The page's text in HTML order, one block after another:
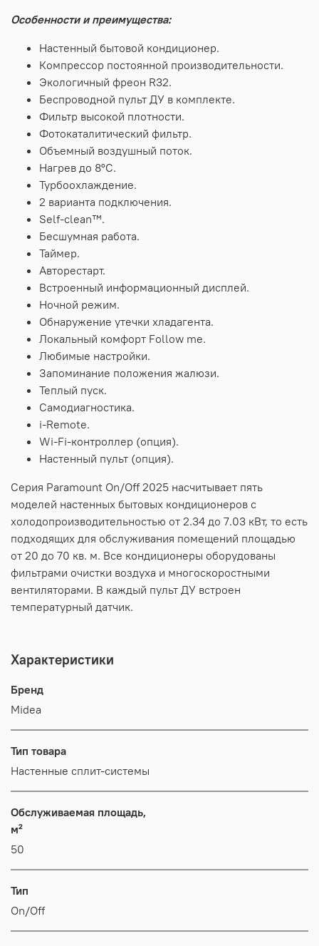
Особенности и преимущества:
Настенный бытовой кондиционер.
Компрессор постоянной производительности.
Экологичный фреон R32.
Беспроводной пульт ДУ в комплекте.
Фильтр высокой плотности.
Фотокаталитический фильтр.
Объемный воздушный поток.
Нагрев до 8°С.
Турбоохлаждение.
2 варианта подключения.
Self-clean™.
Бесшумная работа.
Таймер.
Авторестарт.
Встроенный информационный дисплей.
Ночной режим.
Обнаружение утечки хладагента.
Локальный комфорт Follow me.
Любимые настройки.
Запоминание положения жалюзи.
Теплый пуск.
Самодиагностика.
i-Remote.
Wi-Fi-контроллер (опция).
Настенный пульт (опция).
Серия Paramount On/Off 2025 насчитывает пять
моделей настенных бытовых кондиционеров с
холодопроизводительностью от 2.34 до 7.03 кВт, то есть
подходящих для обслуживания помещений площадью
от 20 до 70 кв. м. Все кондиционеры оборудованы
фильтрами очистки воздуха и многоскоростными
вентиляторами. В каждый пульт ДУ встроен
температурный датчик.
Характеристики
Бренд
Midea
Тип товара
Настенные сплит-системы
Обслуживаемая площадь,
м²
50
Тип
On/Off